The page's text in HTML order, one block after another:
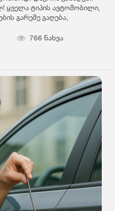
ყველა ტიპის ავტომობილი,️
გარეშე გაღება,️
766 ნახვა